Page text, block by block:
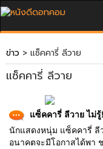
ข่าว > แซ็คคารี่ ลีวาย
แซ็คคารี่ ลีวาย
แซ็คคารี่ ลีวาย ไม่
นักแสดงหนุ่ม แซ็คคารี่ ลี
อนาคตจะมีโอกาสได้พา